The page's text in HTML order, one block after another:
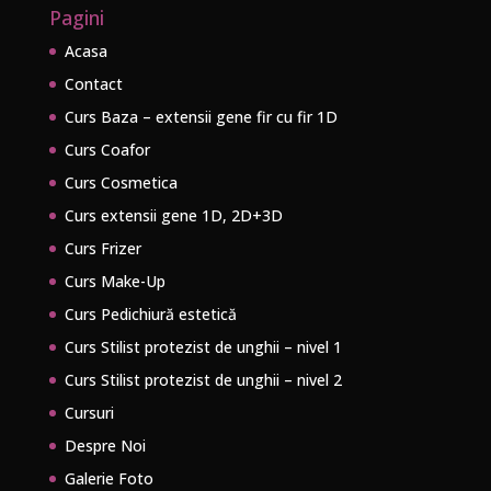
Pagini
Acasa
Contact
Curs Baza – extensii gene fir cu fir 1D
Curs Coafor
Curs Cosmetica
Curs extensii gene 1D, 2D+3D
Curs Frizer
Curs Make-Up
Curs Pedichiură estetică
Curs Stilist protezist de unghii – nivel 1
Curs Stilist protezist de unghii – nivel 2
Cursuri
Despre Noi
Galerie Foto